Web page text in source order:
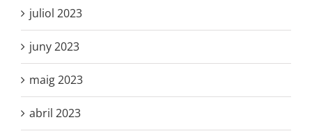
juliol 2023
juny 2023
maig 2023
abril 2023